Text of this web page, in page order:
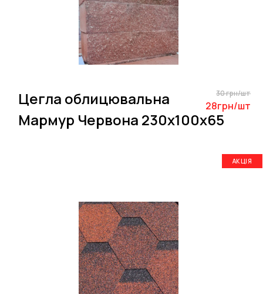
Цегла облицювальна
Мармур Червона 230х100х65
30 грн/шт
28грн/шт
АКЦІЯ